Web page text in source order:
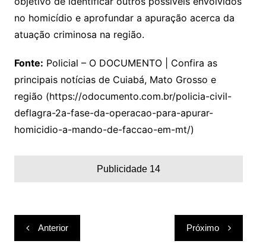
no homicídio e aprofundar a apuração acerca da
atuação criminosa na região.
Fonte: Policial – O DOCUMENTO | Confira as
principais notícias de Cuiabá, Mato Grosso e
região (https://odocumento.com.br/policia-civil-
deflagra-2a-fase-da-operacao-para-apurar-
homicidio-a-mando-de-faccao-em-mt/)
Publicidade 14
Navegação
de
Anterior Próximo